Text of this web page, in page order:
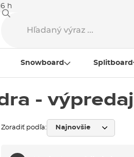
h
Snowboard Splitboard
- výpredaj
Zoradiť podľa: